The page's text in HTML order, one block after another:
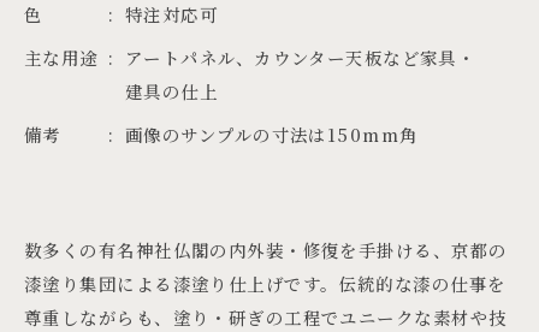
色
特注対応可
主な用途
アートパネル、カウンター天板など家具・
建具の仕上
備考
画像のサンプルの寸法は150mm角
数多くの有名神社仏閣の内外装・修復を手掛ける、京都の
漆塗り集団による漆塗り仕上げです。伝統的な漆の仕事を
尊重しながらも、塗り・研ぎの工程でユニークな素材や技